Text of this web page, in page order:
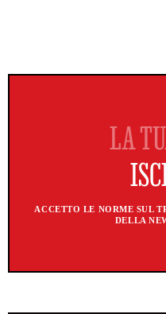
ACCETTO LE NORME SUL
DELLA